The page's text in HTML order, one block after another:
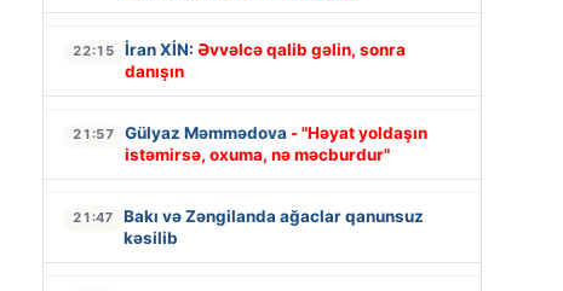
22:15 İran XİN: Əvvəlcə qalib gəlin, sonra
danışın
21:57 Gülyaz Məmmədova - "Həyat yoldaşın
istəmirsə, oxuma, nə məcburdur"
21:47
Bakı və Zəngilanda ağaclar qanunsuz
kəsilib